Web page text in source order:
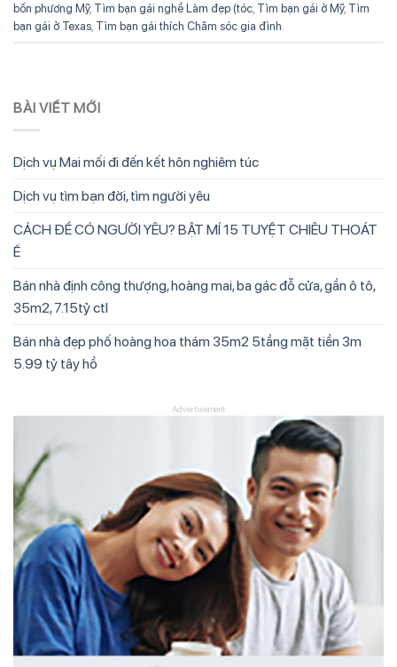
bốn phương Mỹ, Tìm bạn gái nghề Làm đẹp (tóc Tìm bạn gái ở Mỹ, Tìm
bạn gái ở Texas Tìm bạn gái thích Chăm sóc gia đình
BÀI VIẾT MỚI
Dịch vụ Mai mối đi đến kết hôn nghiêm túc
Dịch vụ tìm bạn đời, tìm người yêu
CÁCH ĐỂ CÓ NGƯỜI YÊU? BẬT MÍ 15 TUYỆT CHIÊU THOÁT
Ế
Bán nhà định công thượng, hoàng mai, ba gác đỗ cửa, gần ô tô,
35m2, 7.15tỷ ctl
Bán nhà đẹp phố hoàng hoa thám 35m2 5tầng mặt tiền 3m
5.99 tỷ tây hồ
Advertisement